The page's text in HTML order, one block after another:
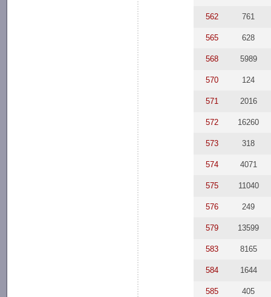
562 761
565 628
568 5989
570 124
571 2016
572 16260
573 318
574 4071
575 11040
576 249
579 13599
583 8165
584 1644
585 405